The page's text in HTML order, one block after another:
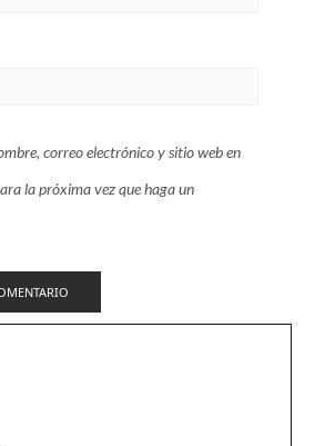
correo electrónico y sitio web en
la próxima vez que haga un